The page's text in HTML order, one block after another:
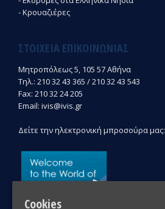
- Κρουαζιέρες
ΣΤΟΙΧΕΊΑ ΕΠΙΚΟΙΝΩΝΊΑΣ
Μητροπόλεως 5, 105 57 Αθήνα
Τηλ.: 210 32 43 365 / 210 32 43 543
Fax: 210 32 24 205
Email: ivis@ivis.gr
Δείτε την ηλεκτρονική μπροσούρα μας:
Cookies